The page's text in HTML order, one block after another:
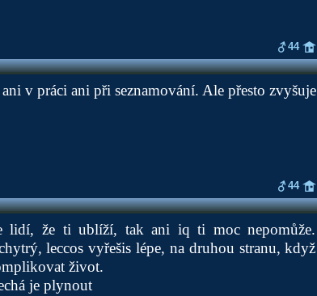
44
v práci ani při seznamování. Ale přesto zvyšuje
44
že ti ublíží, tak ani iq ti moc nepomůže.
leccos vyřešis lépe, na druhou stranu, když
život.
je plynout